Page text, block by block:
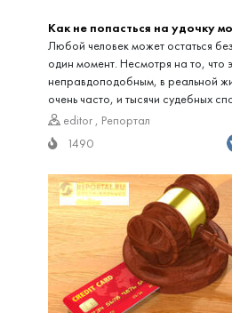
Как не попасться на удочку
Любой человек может остаться
один момент. Несмотря на то, что
неправдоподобным, в реальной
очень часто, и тысячи судебных
editor , Репортал
1490